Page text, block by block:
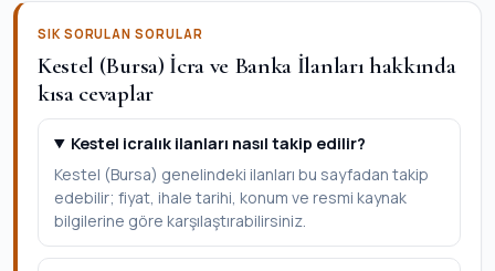
SIK SORULAN SORULAR
Kestel (Bursa) İcra ve Banka İlanları hakkında
kısa cevaplar
Kestel icralık ilanları nasıl takip edilir?
Kestel (Bursa) genelindeki ilanları bu sayfadan takip
edebilir; fiyat, ihale tarihi, konum ve resmi kaynak
bilgilerine göre karşılaştırabilirsiniz.